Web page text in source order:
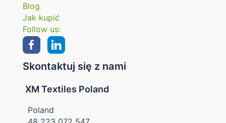
Blog
Jak kupić
Follow us:
Skontaktuj się z nami
XM Textiles Poland
Poland